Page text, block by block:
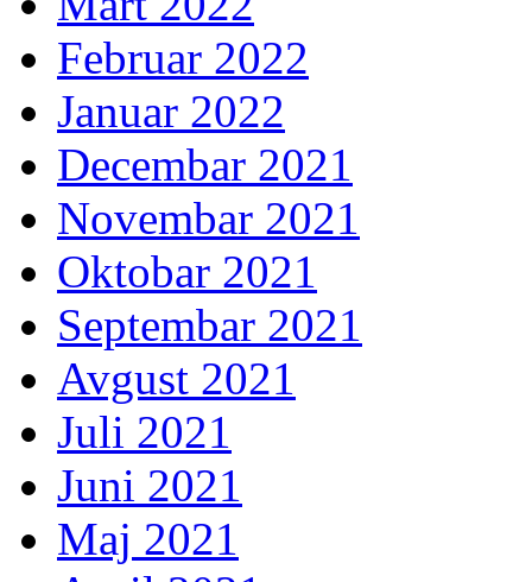
Februar 2022
Januar 2022
Decembar 2021
Novembar 2021
Oktobar 2021
Septembar 2021
Avgust 2021
Juli 2021
Juni 2021
Maj 2021